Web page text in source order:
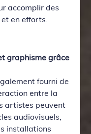
accomplir des
en efforts.
graphisme grâce
fourni de
entre la
artistes peuvent
audiovisuels,
installations